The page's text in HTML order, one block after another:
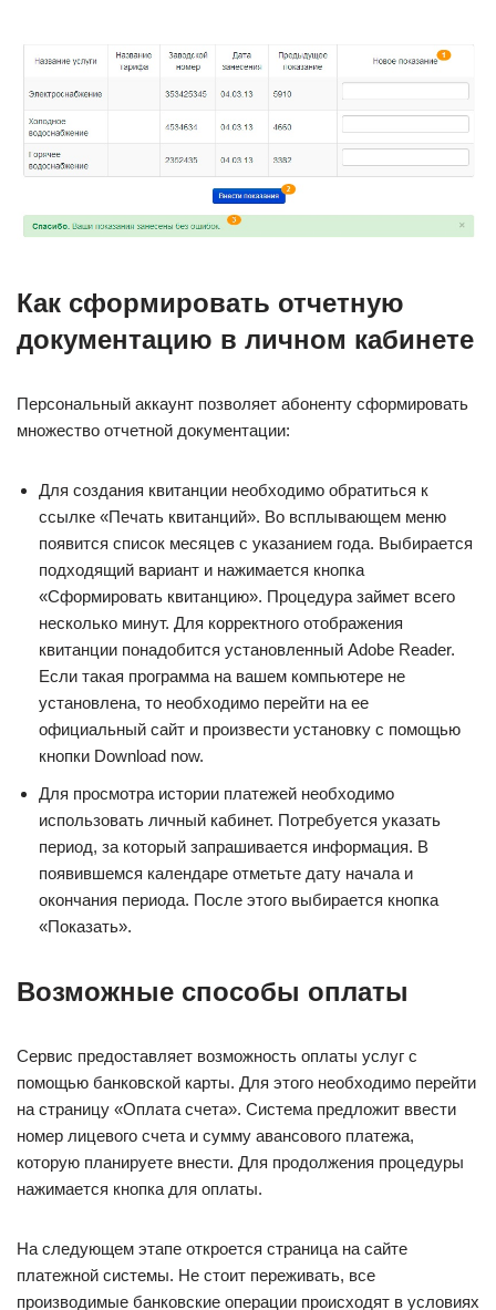
Как сформировать отчетную
документацию в личном кабинете
Персональный аккаунт позволяет абоненту сформировать
множество отчетной документации:
Для создания квитанции необходимо обратиться к
ссылке «Печать квитанций». Во всплывающем меню
появится список месяцев с указанием года. Выбирается
подходящий вариант и нажимается кнопка
«Сформировать квитанцию». Процедура займет всего
несколько минут. Для корректного отображения
квитанции понадобится установленный Adobe Reader.
Если такая программа на вашем компьютере не
установлена, то необходимо перейти на ее
официальный сайт и произвести установку с помощью
кнопки Download now.
Для просмотра истории платежей необходимо
использовать личный кабинет. Потребуется указать
период, за который запрашивается информация. В
появившемся календаре отметьте дату начала и
окончания периода. После этого выбирается кнопка
«Показать».
Возможные способы оплаты
Сервис предоставляет возможность оплаты услуг с
помощью банковской карты. Для этого необходимо перейти
на страницу «Оплата счета». Система предложит ввести
номер лицевого счета и сумму авансового платежа,
которую планируете внести. Для продолжения процедуры
нажимается кнопка для оплаты.
На следующем этапе откроется страница на сайте
платежной системы. Не стоит переживать, все
производимые банковские операции происходят в условиях